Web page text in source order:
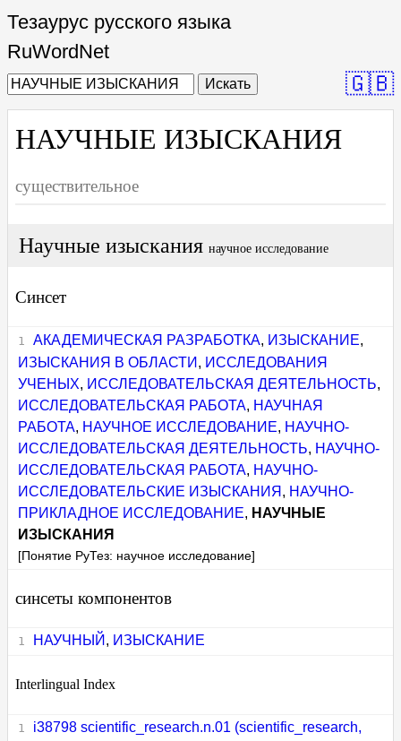
Тезаурус русского языка
RuWordNet
Искать 🇬🇧
НАУЧНЫЕ ИЗЫСКАНИЯ
существительное
Научные изыскания научное исследование
Синсет
АКАДЕМИЧЕСКАЯ РАЗРАБОТКА, ИЗЫСКАНИЕ,
ИЗЫСКАНИЯ В ОБЛАСТИ , ИССЛЕДОВАНИЯ
УЧЕНЫХ, ИССЛЕДОВАТЕЛЬСКАЯ ДЕЯТЕЛЬНОСТЬ,
ИССЛЕДОВАТЕЛЬСКАЯ РАБОТА, НАУЧНАЯ
РАБОТА, НАУЧНОЕ ИССЛЕДОВАНИЕ, НАУЧНО-
ИССЛЕДОВАТЕЛЬСКАЯ ДЕЯТЕЛЬНОСТЬ, НАУЧНО-
ИССЛЕДОВАТЕЛЬСКАЯ РАБОТА, НАУЧНО-
ИССЛЕДОВАТЕЛЬСКИЕ ИЗЫСКАНИЯ , НАУЧНО-
ПРИКЛАДНОЕ ИССЛЕДОВАНИЕ, НАУЧНЫЕ
ИЗЫСКАНИЯ
[Понятие РуТез: научное исследование]
синсеты компонентов
НАУЧНЫЙ , ИЗЫСКАНИЕ
Interlingual Index
i38798 scientific_research.n.01 (scientific_research,